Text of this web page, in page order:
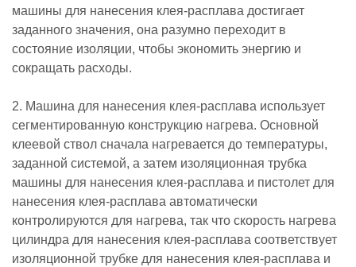
машины для нанесения клея-расплава достигает
заданного значения, она разумно переходит в
состояние изоляции, чтобы экономить энергию и
сокращать расходы.
2. Машина для нанесения клея-расплава использует
сегментированную конструкцию нагрева. Основной
клеевой ствол сначала нагревается до температуры,
заданной системой, а затем изоляционная трубка
машины для нанесения клея-расплава и пистолет для
нанесения клея-расплава автоматически
контролируются для нагрева, так что скорость нагрева
цилиндра для нанесения клея-расплава соответствует
изоляционной трубке для нанесения клея-расплава и